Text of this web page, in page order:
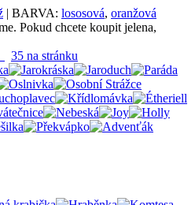
| BARVA: lososová, oranžová
Pokud chcete koupit jelena,
35 na stránku